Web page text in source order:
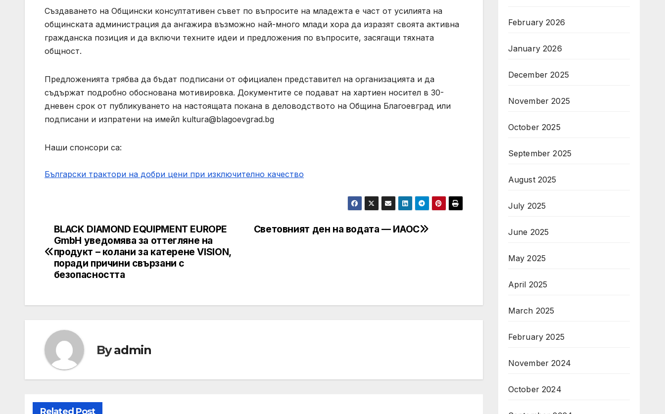
Създаването на Общински консултативен съвет по въпросите на младежта е част от усилията на
общинската администрация да ангажира възможно най-много млади хора да изразят своята активна
гражданска позиция и да включи техните идеи и предложения по въпросите, засягащи тяхната
общност.
Предложенията трябва да бъдат подписани от официален представител на организацията и да
съдържат подробно обоснована мотивировка. Документите се подават на хартиен носител в 30-
дневен срок от публикуването на настоящата покана в деловодството на Община Благоевград или
подписани и изпратени на имейл kultura@blagoevgrad.bg
Наши спонсори са:
Български трактори на добри цени при изключително качество
Post
navigation
Световният ден на водата — ИАОС
BLACK DIAMOND EQUIPMENT EUROPE
GmbH уведомява за оттегляне на
продукт – колани за катерене VISION,
поради причини свързани с
безопасността
Byadmin
Related Post
February 2026
January 2026
December 2025
November 2025
October 2025
September 2025
August 2025
July 2025
June 2025
May 2025
April 2025
March 2025
February 2025
November 2024
October 2024